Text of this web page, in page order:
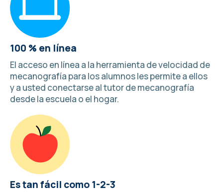
100 % en línea
El acceso en línea a la herramienta de velocidad de
mecanografía para los alumnos les permite a ellos
y a usted conectarse al tutor de mecanografía
desde la escuela o el hogar.
Es tan fácil como 1-2-3